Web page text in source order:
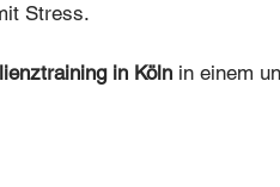
Stress.
in Köln in einem